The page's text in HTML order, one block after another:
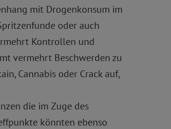
mit Drogenkonsum im
oder auch
Kontrollen und
vermehrt Beschwerden zu
Cannabis oder Crack auf,
die im Zuge des
könnten ebenso